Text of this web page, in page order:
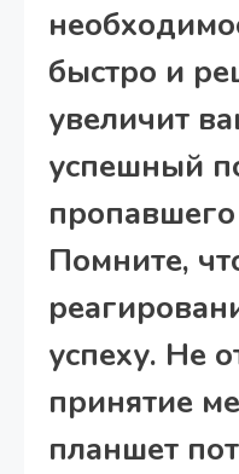
быстро и
увеличит
успешный
пропавшего
Помните,
успеху. Не
принятие
планшет